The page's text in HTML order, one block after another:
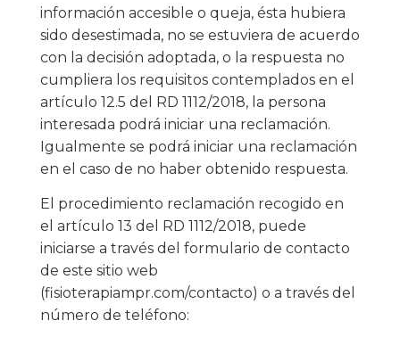
información accesible o queja, ésta hubiera
sido desestimada, no se estuviera de acuerdo
con la decisión adoptada, o la respuesta no
cumpliera los requisitos contemplados en el
artículo 12.5 del RD 1112/2018, la persona
interesada podrá iniciar una reclamación.
Igualmente se podrá iniciar una reclamación
en el caso de no haber obtenido respuesta.
El procedimiento reclamación recogido en
el artículo 13 del RD 1112/2018, puede
iniciarse a través del formulario de contacto
de este sitio web
(fisioterapiampr.com/contacto) o a través del
número de teléfono: